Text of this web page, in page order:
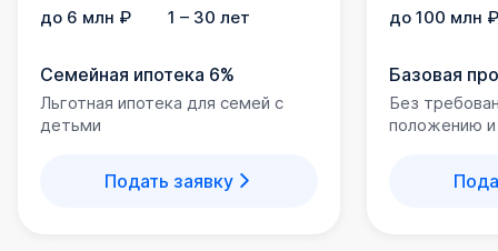
до 6 млн ₽ 1 – 30 лет
Семейная ипотека 6%
Льготная ипотека для семей с
детьми
Подать заявку
до 100 млн ₽
Базовая
Без
положению